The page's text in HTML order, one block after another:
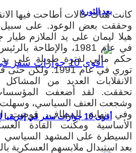
بعد الثورة
أقوى 10 جوازات سفر في إفريقيا لعام 2026
كانت هناك حالات أطاحت فيها
وحققت بعض الوعود. على سبيل
هيلا ليمان على يد الملازم
في عام 1981،
حكم مالي لفترة طويلة على يد
توري في عام 1991.
الانقلابات العديد من
تحققت. لقد أضعفت المؤسسات
وشجعت العنف السياسي، وسهلت
وفي نهاية المطاف، قوضت
الأساسية ومكنت القادة
السيطرة على المشهد السياسي
بعد استبدال ملابسهم العسكرية